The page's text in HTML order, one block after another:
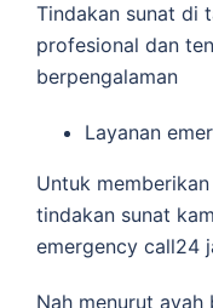
Tindakan sunat di
profesional dan
berpengalaman
Layanan
Untuk
tindakan sunat
emergency call24
Nah menurut